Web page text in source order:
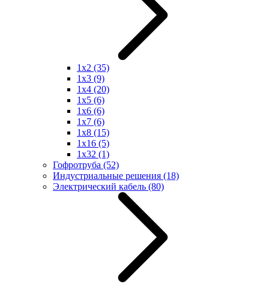
1x2 (35)
1x3 (9)
1x4 (20)
1x5 (6)
1x6 (6)
1x7 (6)
1x8 (15)
1x16 (5)
1x32 (1)
Гофротруба (52)
Индустриальные решения (18)
Электрический кабель (80)